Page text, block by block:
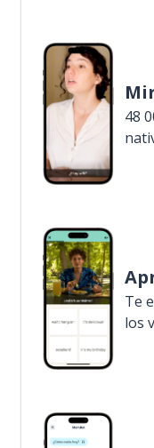
48
Te
los